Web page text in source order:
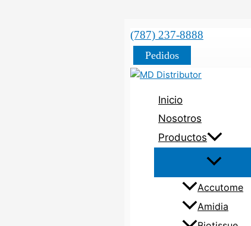
(787) 237-8888
Pedidos
Inicio
Nosotros
Productos
Accutome
Amidia